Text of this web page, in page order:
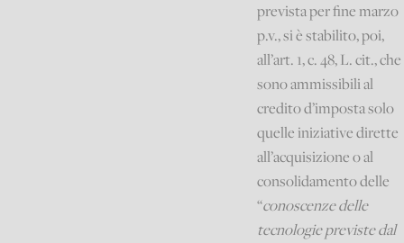
prevista per fine marzo
p.v., si è stabilito, poi,
all’art. 1, c. 48, L. cit., che
sono ammissibili al
credito d’imposta solo
quelle iniziative dirette
all’acquisizione o al
consolidamento delle
“conoscenze delle
tecnologie previste dal